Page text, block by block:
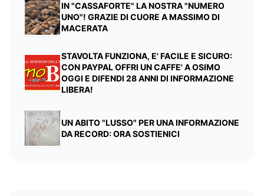
IN "CASSAFORTE" LA NOSTRA "NUMERO
UNO"! GRAZIE DI CUORE A MASSIMO DI
MACERATA
STAVOLTA FUNZIONA, E' FACILE E SICURO:
CON PAYPAL OFFRI UN CAFFE' A OSIMO
OGGI E DIFENDI 28 ANNI DI INFORMAZIONE
LIBERA!
UN ABITO "LUSSO" PER UNA INFORMAZIONE
DA RECORD: ORA SOSTIENICI